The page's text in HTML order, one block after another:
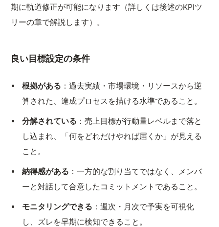
期に軌道修正が可能になります（詳しくは後述のKPIツ
リーの章で解説します）。
良い目標設定の条件
根拠がある ：過去実績・市場環境・リソースから逆
算された、達成プロセスを描ける水準であること。
分解されている ：売上目標が行動量レベルまで落と
し込まれ、「何をどれだけやれば届くか」が見える
こと。
納得感がある ：一方的な割り当てではなく、メンバ
ーと対話して合意したコミットメントであること。
モニタリングできる ：週次・月次で予実を可視化
し、ズレを早期に検知できること。